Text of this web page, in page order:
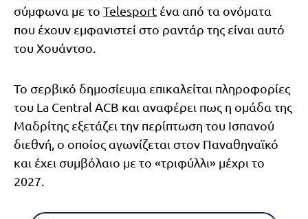
σύμφωνα με το Telesport ένα από τα ονόματα
που έχουν εμφανιστεί στο ραντάρ της είναι αυτό
του Χουάντσο.
Το σερβικό δημοσίευμα επικαλείται πληροφορίες
του La Central ACB και αναφέρει πως η ομάδα της
Μαδρίτης εξετάζει την περίπτωση του Ισπανού
διεθνή, ο οποίος αγωνίζεται στον Παναθηναϊκό
και έχει συμβόλαιο με το «τριφύλλι» μέχρι το
2027.